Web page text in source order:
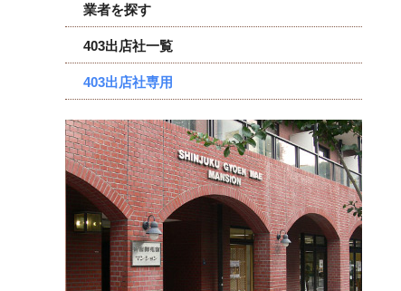
業者を探す
403出店社一覧
403出店社専用